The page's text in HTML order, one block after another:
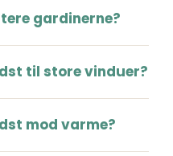
gardinerne?
til store vinduer?
mod varme?